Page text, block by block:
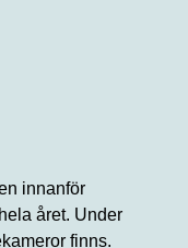
innanför
året. Under
finns.